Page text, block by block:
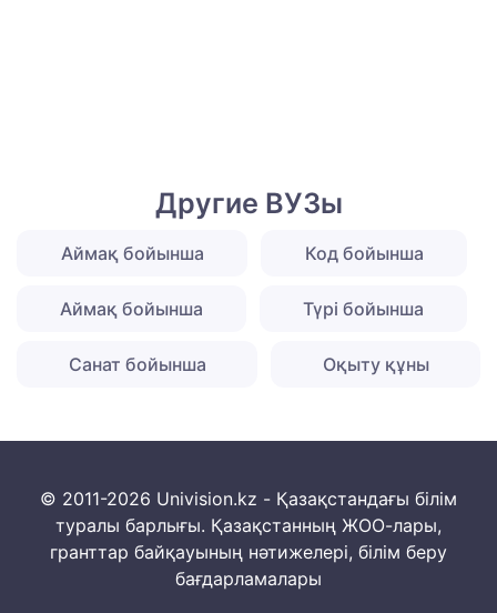
Другие ВУЗы
Аймақ бойынша Код бойынша
Аймақ бойынша Түрі бойынша
Санат бойынша Оқыту құны
© 2011-2026 Univision.kz - Қазақстандағы білім
туралы барлығы. Қазақстанның ЖОО-лары,
гранттар байқауының нәтижелері, білім беру
бағдарламалары